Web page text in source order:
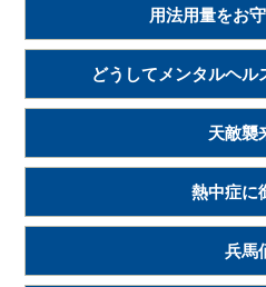
用法用量をお
どうしてメンタルヘル
天敵襲
熱中症に
兵馬